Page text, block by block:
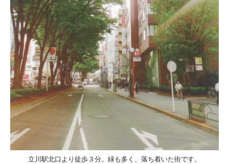
立川駅北口より徒歩３分。緑も多く、落ち着いた街です。